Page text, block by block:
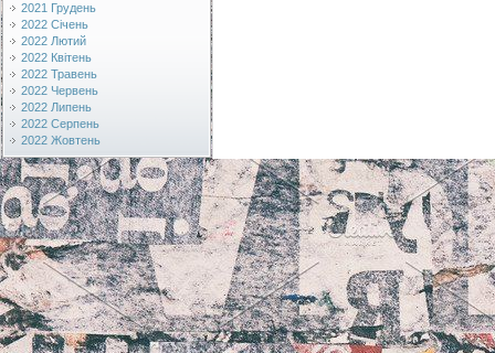
2021 Грудень
2022 Січень
2022 Лютий
2022 Квітень
2022 Травень
2022 Червень
2022 Липень
2022 Серпень
2022 Жовтень